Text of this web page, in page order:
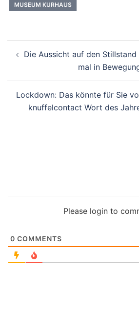
MUSEUM KURHAUS
Die Aussicht auf den
mal in
Lockdown: Das könnte für Sie
knuffelcontact Wort des
Please login to
0 COMMENTS